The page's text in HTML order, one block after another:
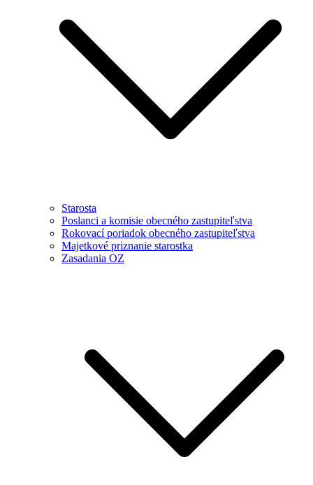
Starosta
Poslanci a komisie obecného zastupiteľstva
Rokovací poriadok obecného zastupiteľstva
Majetkové priznanie starostka
Zasadania OZ